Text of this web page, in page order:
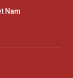
Nam